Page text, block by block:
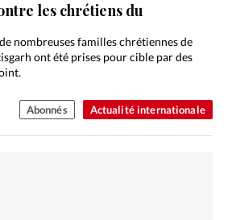
Actualité chrétienne
Foi Génération réveil
Monde
Actualité internationale
les chrétiens du
nombreuses familles chrétiennes de
ont été prises pour cible par des
Abonnés